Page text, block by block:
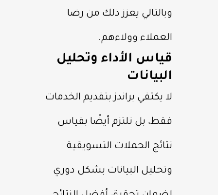
وبالتالي يعزز ذلك من رضا
العملاء وولاءهم.
قياس الأداء وتحليل
البيانات
لا يكتفي براندز بتقديم الخدمات
فقط، بل نلتزم أيضًا بقياس
نتائج الحملات التسويقية
وتحليل البيانات بشكل دوري